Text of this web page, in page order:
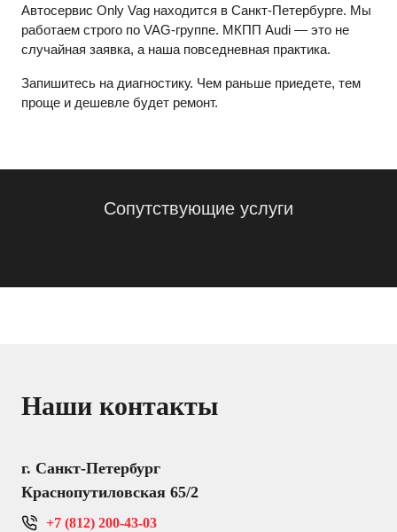
Автосервис Only Vag находится в Санкт-Петербурге. Мы
работаем строго по VAG-группе. МКПП Audi — это не
случайная заявка, а наша повседневная практика.
Запишитесь на диагностику. Чем раньше приедете, тем
проще и дешевле будет ремонт.
Сопутствующие услуги
Наши контакты
г. Санкт-Петербург
Краснопутиловская 65/2
+7 (812) 200-43-03